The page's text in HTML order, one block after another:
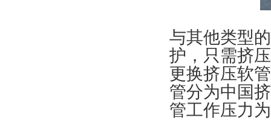
与其他类型
护，只需挤
更换挤压软
管分为中国
管工作压力